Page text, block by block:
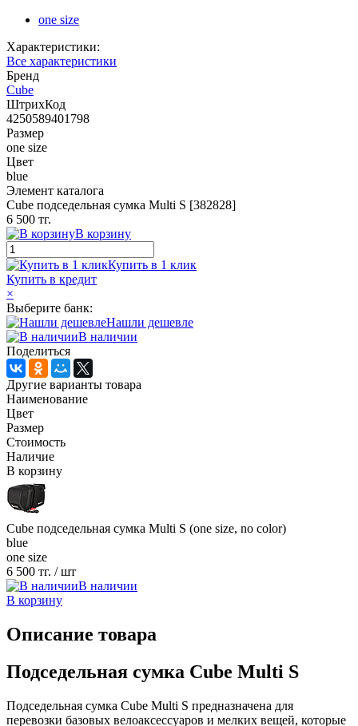
one size
Характеристики:
Все характеристики
Бренд
Cube
ШтрихКод
4250589401798
Размер
one size
Цвет
blue
Элемент каталога
Cube подседельная сумка Multi S [382828]
6 500 тг.
В корзину
Купить в 1 клик
Купить в кредит
×
Выберите банк:
Нашли дешевле
В наличии
Поделиться
Другие варианты товара
Наименование
Цвет
Размер
Стоимость
Наличие
В корзину
Cube подседельная сумка Multi S (one size, no color)
blue
one size
6 500 тг. / шт
В наличии
В корзину
Описание товара
Подседельная сумка Cube Multi S
Подседельная сумка Cube Multi S предназначена для
перевозки базовых велоаксессуаров и мелких вещей, которые